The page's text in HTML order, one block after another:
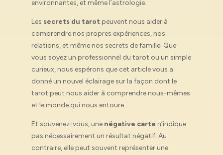
environnantes, et même l’astrologie.
Les secrets du tarot peuvent nous aider à
comprendre nos propres expériences, nos
relations, et même nos secrets de famille. Que
vous soyez un professionnel du tarot ou un simple
curieux, nous espérons que cet article vous a
donné un nouvel éclairage sur la façon dont le
tarot peut nous aider à comprendre nous-mêmes
et le monde qui nous entoure.
Et souvenez-vous, une négative carte n’indique
pas nécessairement un résultat négatif. Au
contraire, elle peut souvent représenter une